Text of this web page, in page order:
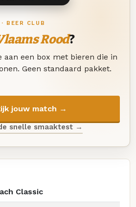
BEER CLUB
Rood?
aan een box met bieren die in
Geen standaard pakket.
jouw match →
snelle smaaktest →
Classic